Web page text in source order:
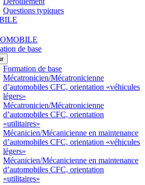
Questions typiques
de base
Formation de base
Mécatronicien/Mécatronicienne
d’automobiles CFC, orientation «véhicules
légers»
Mécatronicien/Mécatronicienne
d’automobiles CFC, orientation
«utilitaires»
Mécanicien/Mécanicienne en maintenance
d’automobiles CFC, orientation «véhicules
légers»
Mécanicien/Mécanicienne en maintenance
d’automobiles CFC, orientation
«utilitaires»